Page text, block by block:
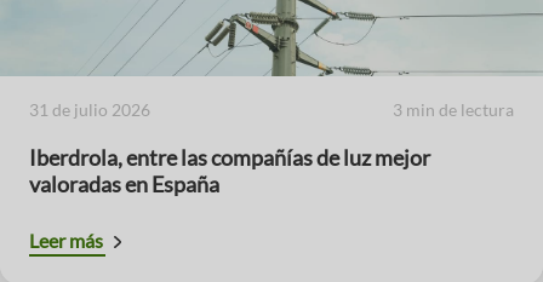
31 de julio 2026 3 min de lectura
Iberdrola, entre las compañías de luz mejor
valoradas en España
Leer más